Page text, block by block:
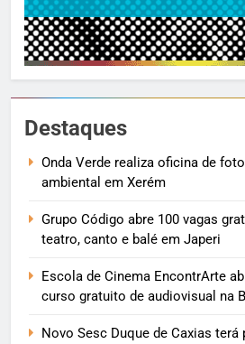
Destaques
Onda Verde realiza oficina de
ambiental em Xerém
Grupo Código abre 100 vagas
teatro, canto e balé em Japeri
Escola de Cinema EncontrArte
curso gratuito de audiovisual na
Novo Sesc Duque de Caxias terá